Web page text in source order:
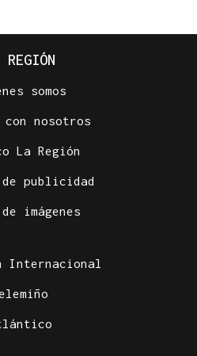
REGIÓN
somos
con nosotros
La Región
publicidad
imágenes
Internacional